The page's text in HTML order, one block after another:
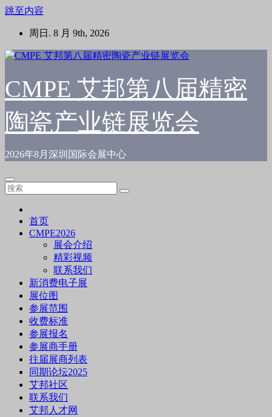
跳至内容
周日. 8 月 9th, 2026
CMPE 艾邦第八届精密
陶瓷产业链展览会
2026年8月深圳国际会展中心
首页
CMPE2026
展会介绍
精彩视频
联系我们
新消费电子展
展位图
参展范围
收费标准
参展报名
参展商手册
往届展商列表
同期论坛2025
艾邦社区
联系我们
艾邦人才网